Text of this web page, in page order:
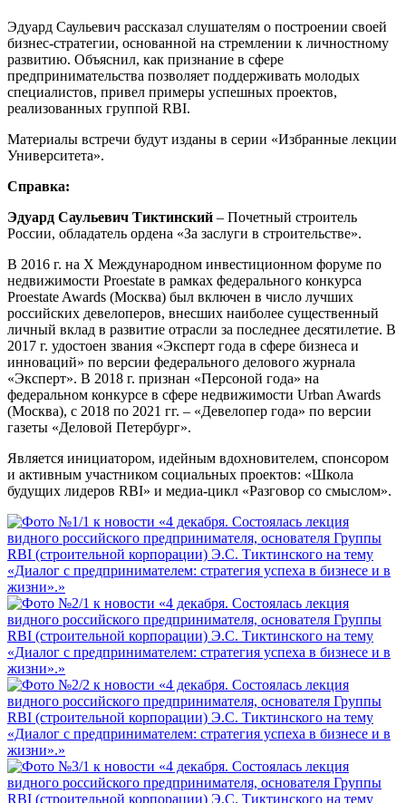
Эдуард Саульевич рассказал слушателям о построении своей
бизнес-стратегии, основанной на стремлении к личностному
развитию. Объяснил, как признание в сфере
предпринимательства позволяет поддерживать молодых
специалистов, привел примеры успешных проектов,
реализованных группой RBI.
Материалы встречи будут изданы в серии «Избранные лекции
Университета».
Справка:
Эдуард Саульевич Тиктинский – Почетный строитель
России, обладатель ордена «За заслуги в строительстве».
В 2016 г. на X Международном инвестиционном форуме по
недвижимости Proestate в рамках федерального конкурса
Proestate Awards (Москва) был включен в число лучших
российских девелоперов, внесших наиболее существенный
личный вклад в развитие отрасли за последнее десятилетие. В
2017 г. удостоен звания «Эксперт года в сфере бизнеса и
инноваций» по версии федерального делового журнала
«Эксперт». В 2018 г. признан «Персоной года» на
федеральном конкурсе в сфере недвижимости Urban Awards
(Москва), с 2018 по 2021 гг. – «Девелопер года» по версии
газеты «Деловой Петербург».
Является инициатором, идейным вдохновителем, спонсором
и активным участником социальных проектов: «Школа
будущих лидеров RBI» и медиа-цикл «Разговор со смыслом».